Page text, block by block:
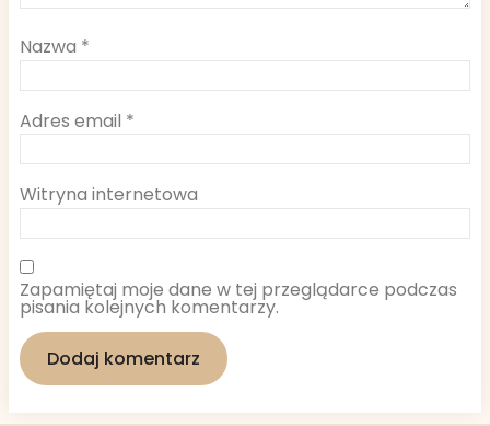
Nazwa *
Adres email *
Witryna internetowa
Zapamiętaj moje dane w tej przeglądarce podczas
pisania kolejnych komentarzy.